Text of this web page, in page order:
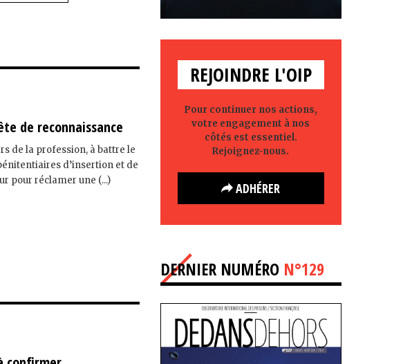
de reconnaissance
de la profession, à battre le
d’insertion et de
pour réclamer une (...)
REJOINDRE L'OIP
Pour continuer nos actions,
votre engagement à nos
côtés est essentiel.
Rejoignez-nous.
ADHÉRER
DERNIER NUMÉRO N°129